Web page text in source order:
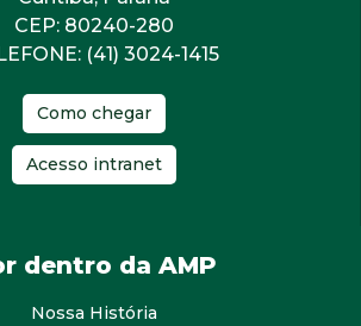
CEP: 80240-280
(41) 3024-1415
Como chegar
Acesso intranet
dentro da AMP
Nossa História